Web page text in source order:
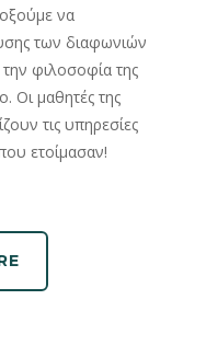
να
των διαφωνιών
φιλοσοφία της
Οι μαθητές της
τις υπηρεσίες
ετοίμασαν!